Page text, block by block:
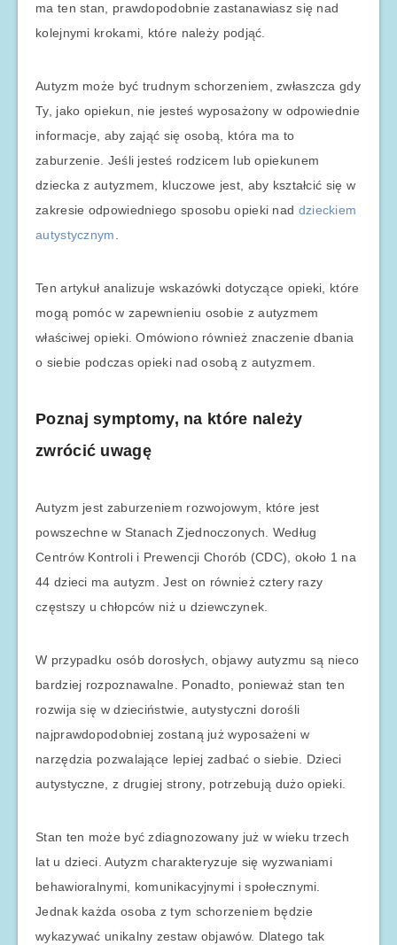
ma ten stan, prawdopodobnie zastanawiasz się nad
kolejnymi krokami, które należy podjąć.
Autyzm może być trudnym schorzeniem, zwłaszcza gdy
Ty, jako opiekun, nie jesteś wyposażony w odpowiednie
informacje, aby zająć się osobą, która ma to
zaburzenie. Jeśli jesteś rodzicem lub opiekunem
dziecka z autyzmem, kluczowe jest, aby kształcić się w
zakresie odpowiedniego sposobu opieki nad dzieckiem
autystycznym
Ten artykuł analizuje wskazówki dotyczące opieki, które
mogą pomóc w zapewnieniu osobie z autyzmem
właściwej opieki. Omówiono również znaczenie dbania
o siebie podczas opieki nad osobą z autyzmem.
Poznaj symptomy, na które należy
zwrócić uwagę
Autyzm jest zaburzeniem rozwojowym, które jest
powszechne w Stanach Zjednoczonych. Według
Centrów Kontroli i Prewencji Chorób (CDC), około 1 na
44 dzieci ma autyzm. Jest on również cztery razy
częstszy u chłopców niż u dziewczynek.
W przypadku osób dorosłych, objawy autyzmu są nieco
bardziej rozpoznawalne. Ponadto, ponieważ stan ten
rozwija się w dzieciństwie, autystyczni dorośli
najprawdopodobniej zostaną już wyposażeni w
narzędzia pozwalające lepiej zadbać o siebie. Dzieci
autystyczne, z drugiej strony, potrzebują dużo opieki.
Stan ten może być zdiagnozowany już w wieku trzech
lat u dzieci. Autyzm charakteryzuje się wyzwaniami
behawioralnymi, komunikacyjnymi i społecznymi.
Jednak każda osoba z tym schorzeniem będzie
wykazywać unikalny zestaw objawów. Dlatego tak